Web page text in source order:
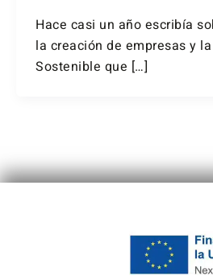
Hace casi un año escribía
la creación de empresas y
Sostenible que […]